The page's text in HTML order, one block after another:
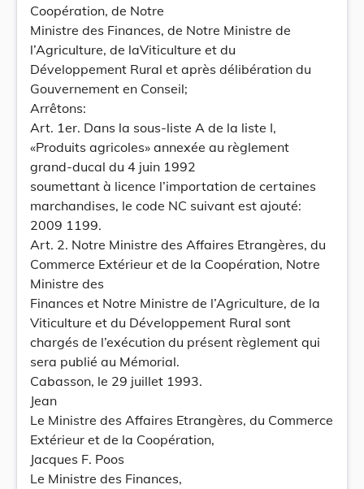
Coopération, de Notre
Ministre des Finances, de Notre Ministre de
l’Agriculture, de laViticulture et du
Développement Rural et après délibération du
Gouvernement en Conseil;
Arrêtons:
Art. 1er. Dans la sous-liste A de la liste I,
«Produits agricoles» annexée au règlement
grand-ducal du 4 juin 1992
soumettant à licence l’importation de certaines
marchandises, le code NC suivant est ajouté:
2009 1199.
Art. 2. Notre Ministre des Affaires Etrangères, du
Commerce Extérieur et de la Coopération, Notre
Ministre des
Finances et Notre Ministre de l’Agriculture, de la
Viticulture et du Développement Rural sont
chargés de l’exécution du présent règlement qui
sera publié au Mémorial.
Cabasson, le 29 juillet 1993.
Jean
Le Ministre des Affaires Etrangères, du Commerce
Extérieur et de la Coopération,
Jacques F. Poos
Le Ministre des Finances,